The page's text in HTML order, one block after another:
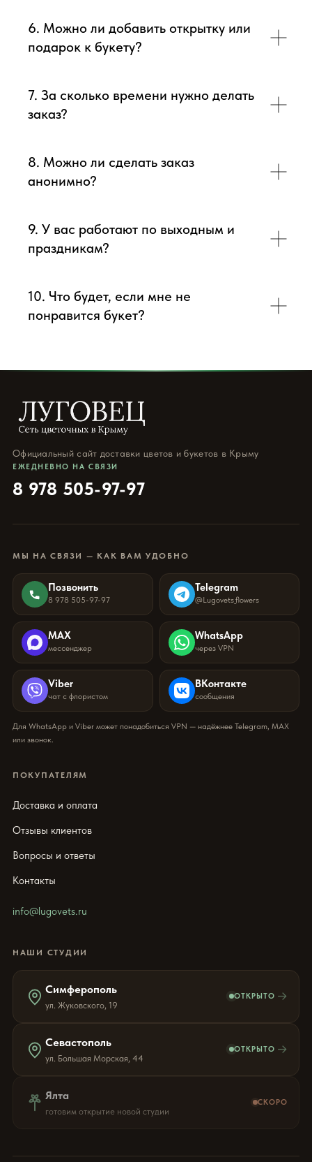
6. Можно ли добавить открытку или
подарок к букету?
7. За сколько времени нужно делать
заказ?
8. Можно ли сделать заказ
анонимно?
9. У вас работают по выходным и
праздникам?
10. Что будет, если мне не
понравится букет?
Официальный сайт доставки цветов и букетов в Крыму
ЕЖЕДНЕВНО НА СВЯЗИ
8 978 505-97-97
МЫ НА СВЯЗИ — КАК ВАМ УДОБНО
Позвонить
8 978 505-97-97
Telegram
@Lugovets_flowers
MAX
мессенджер
WhatsApp
через VPN
Viber
чат с флористом
ВКонтакте
сообщения
Для WhatsApp и Viber может понадобиться VPN — надёжнее Telegram, MAX
или звонок.
ПОКУПАТЕЛЯМ
Доставка и оплата
Отзывы клиентов
Вопросы и ответы
Контакты
info@lugovets.ru
НАШИ СТУДИИ
Симферополь
ул. Жуковского, 19
ОТКРЫТО →
Севастополь
ул. Большая Морская, 44
ОТКРЫТО →
Ялта
готовим открытие новой студии
СКОРО